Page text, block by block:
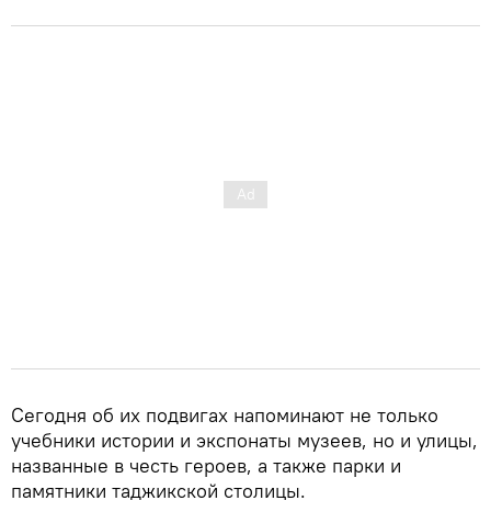
Сегодня об их подвигах напоминают не только
учебники истории и экспонаты музеев, но и улицы,
названные в честь героев, а также парки и
памятники таджикской столицы.